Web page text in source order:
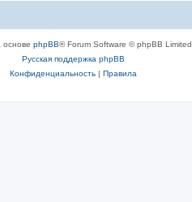
основе phpBB® Forum Software © phpBB Limited
Русская поддержка phpBB
Конфиденциальность| Правила